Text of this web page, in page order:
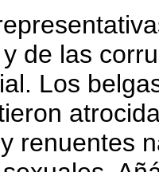
de las
Los
renuentes